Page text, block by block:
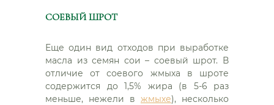
СОЕВЫЙ ШРОТ
Еще один вид отходов при выработке
масла из семян сои – соевый шрот. В
отличие от соевого жмыха в шроте
содержится до 1,5% жира (в 5-6 раз
меньше, нежели в жмыхе), несколько